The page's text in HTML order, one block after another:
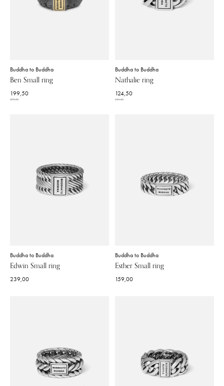
Buddha to Buddha
Ben Small ring
199,50
399,00
Buddha to Buddha
Nathalie ring
124,50
249,00
Buddha to Buddha
Edwin Small ring
239,00
Buddha to Buddha
Esther Small ring
159,00